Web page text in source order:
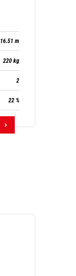
16.51 m
220 kg
2
22 %